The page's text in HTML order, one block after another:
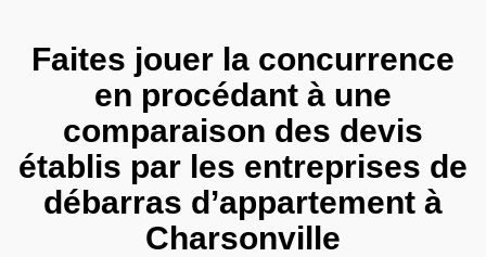
Faites jouer la concurrence
en procédant à une
comparaison des devis
établis par les entreprises de
débarras d’appartement à
Charsonville